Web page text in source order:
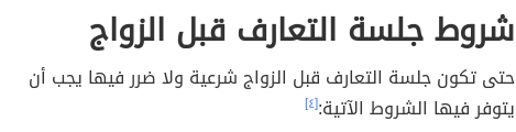
شروط جلسة التعارف قبل الزواج
حتى تكون جلسة التعارف قبل الزواج شرعية ولا ضرر فيها يجب أن
يتوفر فيها الشروط الآتية:[٤]